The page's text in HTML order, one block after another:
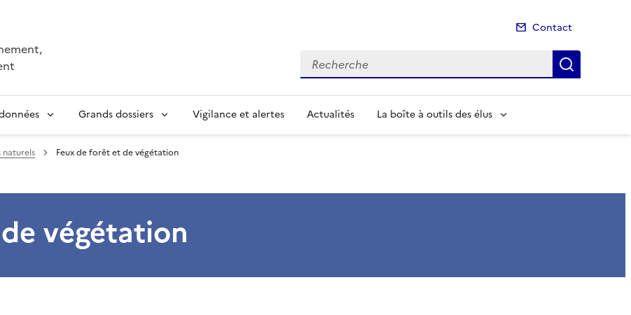
Contact
Recherche
Grands dossiers Vigilance et alertes Actualités La boîte à outils des élus
naturels Feux de forêt et de végétation
végétation